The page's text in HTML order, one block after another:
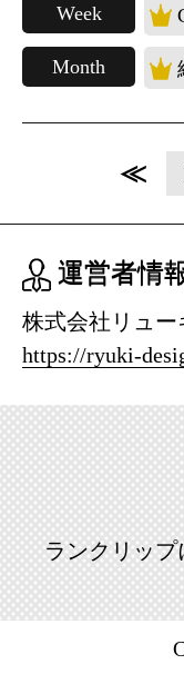
Week
Month
≪
運営者情
株式会社リュー
https://ryuki-
ランクリップ